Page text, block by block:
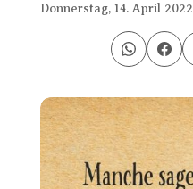
Donnerstag, 14. April 2022